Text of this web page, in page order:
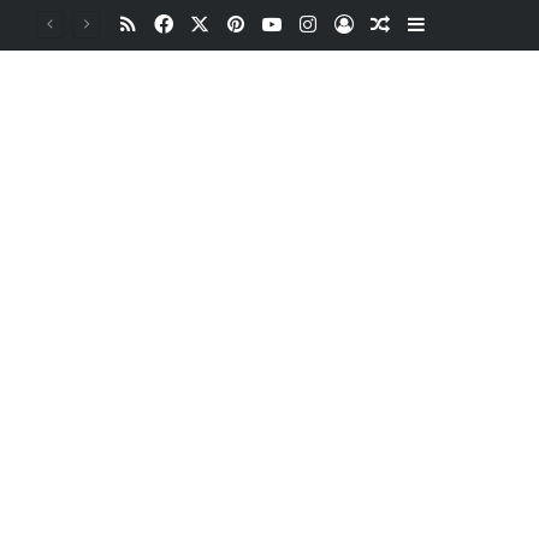
RSSFacebookPinterestYouTubeInstagramOturum aç
Rastgele Makale
Kenar